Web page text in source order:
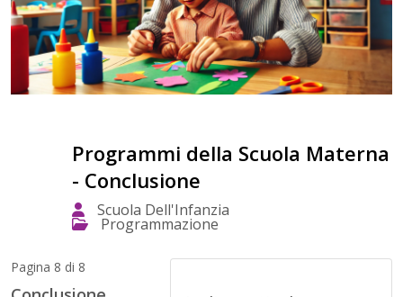
Programmi della Scuola Materna
- Conclusione
Scuola Dell'Infanzia
Programmazione
Pagina 8 di 8